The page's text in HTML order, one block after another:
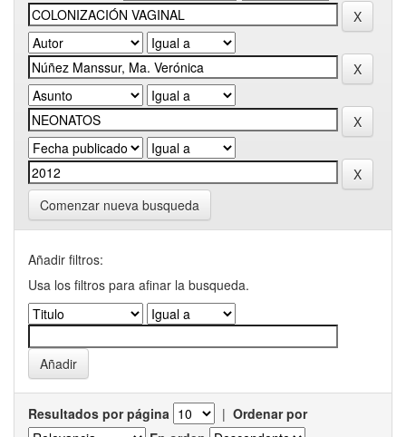
Comenzar nueva busqueda
Añadir filtros:
Usa los filtros para afinar la busqueda.
Resultados por página | Ordenar por